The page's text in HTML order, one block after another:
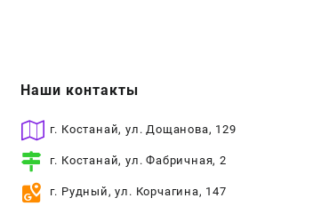
Наши контакты
г. Костанай, ул. Дощанова, 129
г. Костанай, ул. Фабричная, 2
г. Рудный, ул. Корчагина, 147